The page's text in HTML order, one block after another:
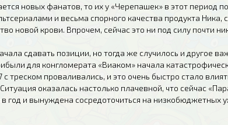
новых фанатов, то их у «Черепашек» в этот период
и весьма спорного качества продукта Ника,
новой крови. Впрочем, сейчас это ни под силу почти
сдавать позиции, но тогда же случилось и другое
для конгломерата «Виаком» начала
треском проваливались, и это очень быстро стало
оказалась настолько плачевной, что сейчас
год и вынуждена сосредоточиться на низкобюджетных